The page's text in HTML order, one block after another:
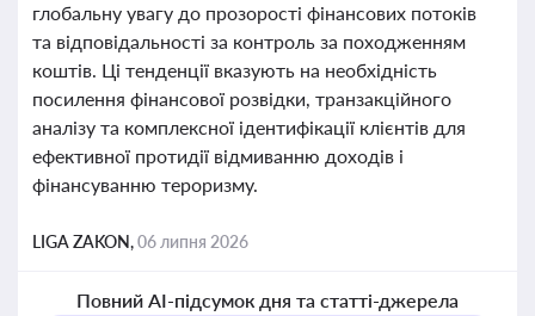
глобальну увагу до прозорості фінансових потоків
та відповідальності за контроль за походженням
коштів. Ці тенденції вказують на необхідність
посилення фінансової розвідки, транзакційного
аналізу та комплексної ідентифікації клієнтів для
ефективної протидії відмиванню доходів і
фінансуванню тероризму.
LIGA ZAKON,06 липня 2026
Повний AI-підсумок дня та статті-джерела